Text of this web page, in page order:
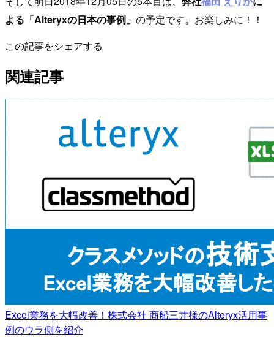
よる「Alteryxの日本の事例」 の予定です。お楽しみに！！
この記事をシェアする
関連記事
Excel業務を大幅改善！株式会社 商船三井様のAlteryx活用事
例のウラ側を紹介